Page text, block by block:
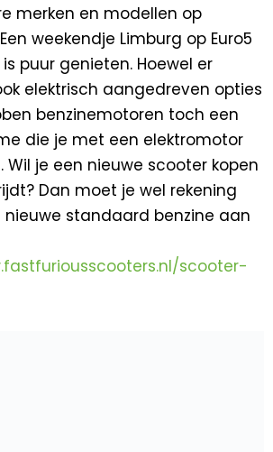
merken en modellen op
weekendje Limburg op Euro5
is puur genieten. Hoewel er
elektrisch aangedreven opties
benzinemotoren toch een
die je met een elektromotor
Wil je een nieuwe scooter kopen
Dan moet je wel rekening
standaard benzine aan
scooter-